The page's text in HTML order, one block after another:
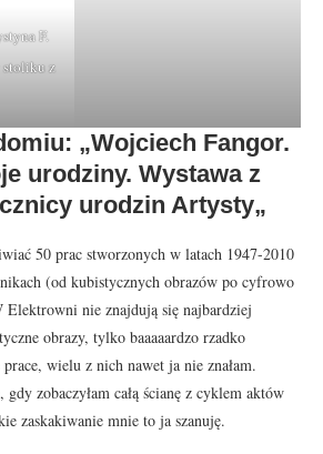
F.
stoliku z
„Wojciech Fangor.
urodziny. Wystawa z
urodzin Artysty„
50 prac stworzonych w latach 1947-2010
(od kubistycznych obrazów po cyfrowo
Elektrowni nie znajdują się najbardziej
obrazy, tylko baaaaardzo rzadko
wielu z nich nawet ja nie znałam.
gdy zobaczyłam całą ścianę z cyklem aktów
zaskakiwanie mnie to ja szanuję.